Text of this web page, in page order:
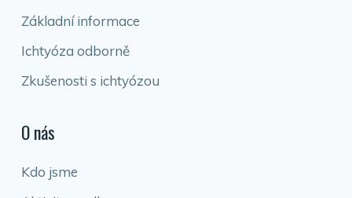
Základní informace
Ichtyóza odborně
Zkušenosti s ichtyózou
O nás
Kdo jsme